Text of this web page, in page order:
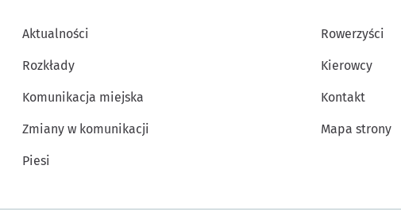
Aktualności
Rozkłady
Komunikacja miejska
Zmiany w komunikacji
Piesi
Rowerzyści
Kierowcy
Kontakt
Mapa strony